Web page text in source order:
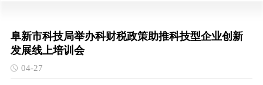
阜新市科技局举办科财税政策助推科技型企业创新
发展线上培训会
04-27